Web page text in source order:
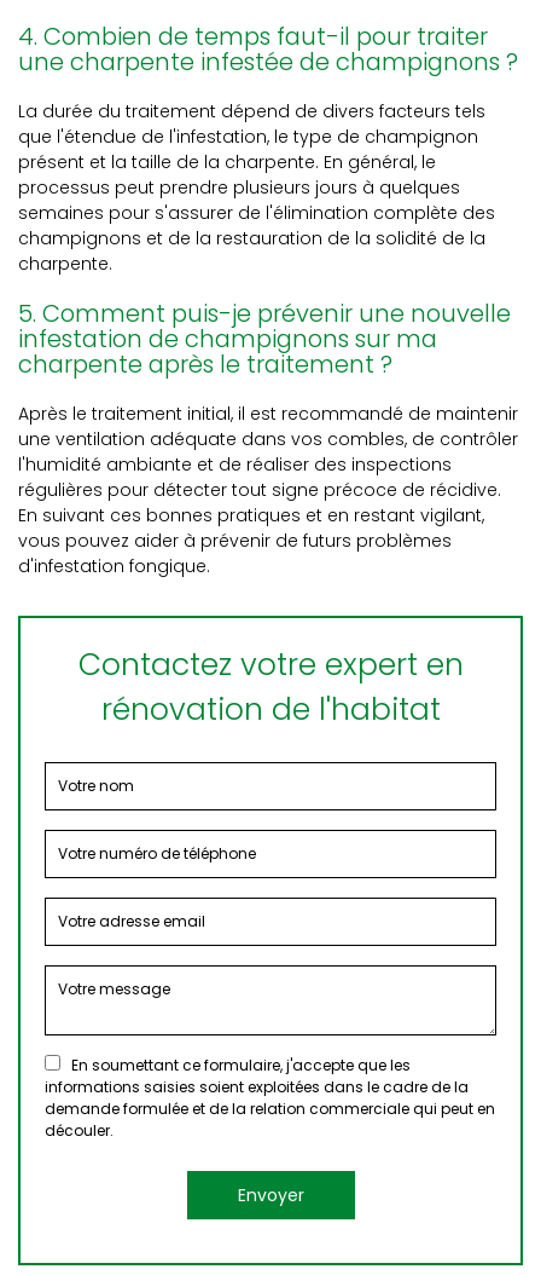
4. Combien de temps faut-il pour traiter
une charpente infestée de champignons ?
La durée du traitement dépend de divers facteurs tels
que l'étendue de l'infestation, le type de champignon
présent et la taille de la charpente. En général, le
processus peut prendre plusieurs jours à quelques
semaines pour s'assurer de l'élimination complète des
champignons et de la restauration de la solidité de la
charpente.
5. Comment puis-je prévenir une nouvelle
infestation de champignons sur ma
charpente après le traitement ?
Après le traitement initial, il est recommandé de maintenir
une ventilation adéquate dans vos combles, de contrôler
l'humidité ambiante et de réaliser des inspections
régulières pour détecter tout signe précoce de récidive.
En suivant ces bonnes pratiques et en restant vigilant,
vous pouvez aider à prévenir de futurs problèmes
d'infestation fongique.
Contactez votre expert en
rénovation de l'habitat
En soumettant ce formulaire, j'accepte que les
informations saisies soient exploitées dans le cadre de la
demande formulée et de la relation commerciale qui peut en
découler.